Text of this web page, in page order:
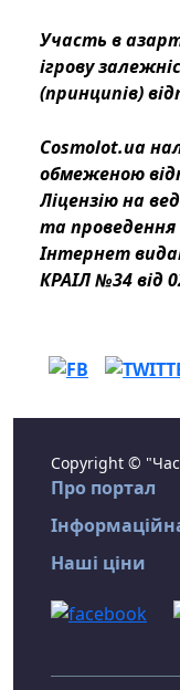
Участь в
ігрову
(принципів)
Соsmolot.ua
обмеженою
Ліцензію на
та проведення
Інтернет
КРАІЛ №34 від
Copyright © "Час
Про портал
Наші ціни